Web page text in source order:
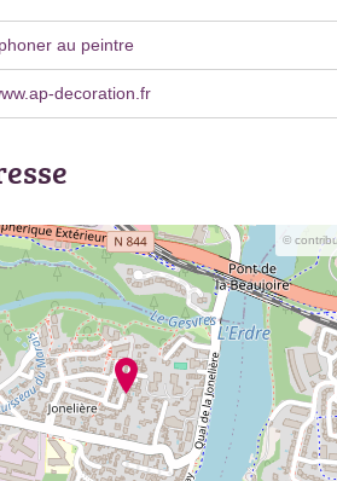
au peintre
decoration.fr
©